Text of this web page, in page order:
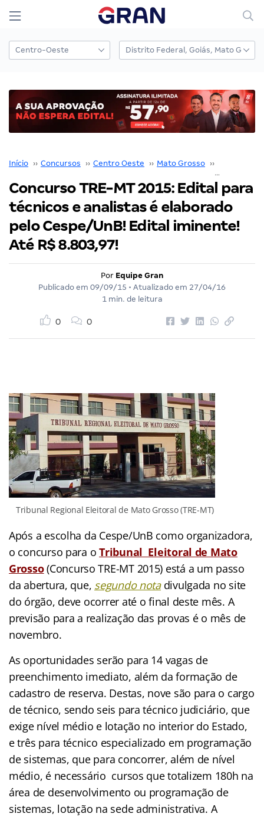
Início ›› Concursos ›› Centro Oeste ›› Mato Grosso ››
Concurso TRE-MT 2015: Edital para
técnicos e analistas é elaborado
pelo Cespe/UnB! Edital iminente!
Até R$ 8.803,97!
Por Equipe Gran
Publicado em 09/09/15 • Atualizado em 27/04/16
1 min. de leitura
0 0
Tribunal Regional Eleitoral de Mato Grosso (TRE-MT)
Após a escolha da Cespe/UnB como organizadora,
o concurso para oTribunal Eleitoral de Mato
Grosso(Concurso TRE-MT 2015) está a um passo
da abertura, que, segundo notadivulgada no site
do órgão, deve ocorrer até o final deste mês. A
previsão para a realização das provas é o mês de
novembro.
As oportunidades serão para 14 vagas de
preenchimento imediato, além da formação de
cadastro de reserva. Destas, nove são para o cargo
de técnico, sendo seis para técnico judiciário, que
exige nível médio e lotação no interior do Estado,
e três para técnico especializado em programação
de sistemas, que para concorrer, além de nível
médio, é necessário cursos que totalizem 180h na
área de desenvolvimento ou programação de
sistemas, lotação na sede administrativa. A